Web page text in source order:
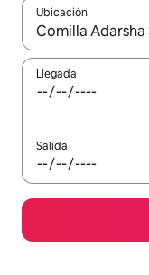
Ubicación
Cuando los
Llegada
Salida